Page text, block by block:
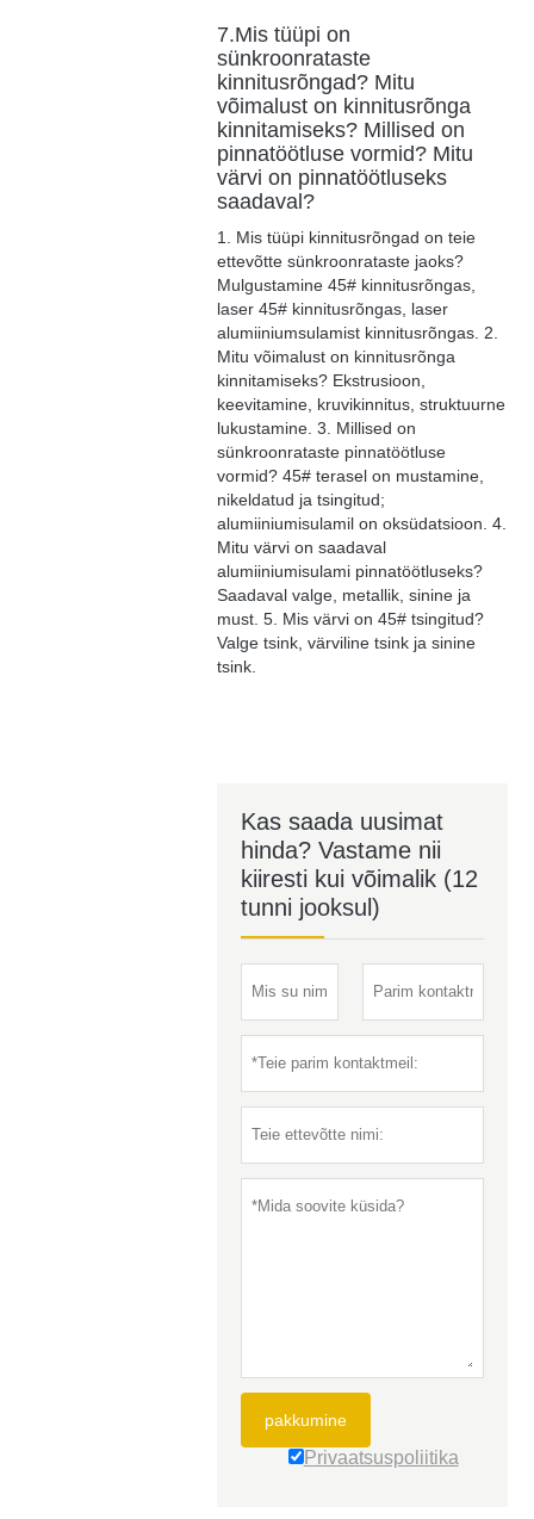
7.Mis tüüpi on
sünkroonrataste
kinnitusrõngad? Mitu
võimalust on kinnitusrõnga
kinnitamiseks? Millised on
pinnatöötluse vormid? Mitu
värvi on pinnatöötluseks
saadaval?
1. Mis tüüpi kinnitusrõngad on teie
ettevõtte sünkroonrataste jaoks?
Mulgustamine 45# kinnitusrõngas,
laser 45# kinnitusrõngas, laser
alumiiniumsulamist kinnitusrõngas. 2.
Mitu võimalust on kinnitusrõnga
kinnitamiseks? Ekstrusioon,
keevitamine, kruvikinnitus, struktuurne
lukustamine. 3. Millised on
sünkroonrataste pinnatöötluse
vormid? 45# terasel on mustamine,
nikeldatud ja tsingitud;
alumiiniumisulamil on oksüdatsioon. 4.
Mitu värvi on saadaval
alumiiniumisulami pinnatöötluseks?
Saadaval valge, metallik, sinine ja
must. 5. Mis värvi on 45# tsingitud?
Valge tsink, värviline tsink ja sinine
tsink.
Kas saada uusimat
hinda? Vastame nii
kiiresti kui võimalik (12
tunni jooksul)
pakkumine
Privaatsuspoliitika